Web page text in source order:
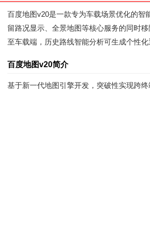
百度地图v20是一款专为车载场景优化的
留路况显示、全景地图等核心服务的同时
至车载端，历史路线智能分析可生成个性
百度地图v20简介
基于新一代地图引擎开发，突破性实现跨